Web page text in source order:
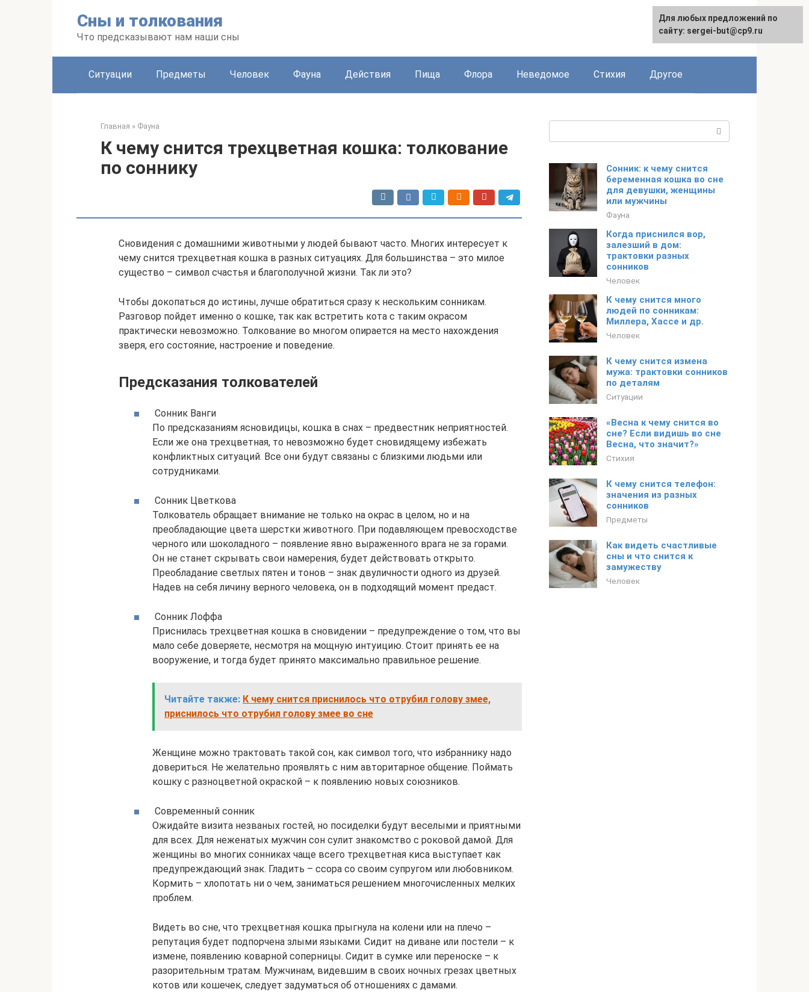
Сны и толкования
Что предсказывают нам наши сны
Ситуации Предметы Человек Фауна Действия Пища Флора Неведомое Стихия Другое
Главная » Фауна
К чему снится трехцветная кошка: толкование
по соннику
Сновидения с домашними животными у людей бывают часто. Многих интересует к
чему снится трехцветная кошка в разных ситуациях. Для большинства – это милое
существо – символ счастья и благополучной жизни. Так ли это?
Чтобы докопаться до истины, лучше обратиться сразу к нескольким сонникам.
Разговор пойдет именно о кошке, так как встретить кота с таким окрасом
практически невозможно. Толкование во многом опирается на место нахождения
зверя, его состояние, настроение и поведение.
Предсказания толкователей
Сонник Ванги
По предсказаниям ясновидицы, кошка в снах – предвестник неприятностей.
Если же она трехцветная, то невозможно будет сновидящему избежать
конфликтных ситуаций. Все они будут связаны с близкими людьми или
сотрудниками.
Сонник Цветкова
Толкователь обращает внимание не только на окрас в целом, но и на
преобладающие цвета шерстки животного. При подавляющем превосходстве
черного или шоколадного – появление явно выраженного врага не за горами.
Он не станет скрывать свои намерения, будет действовать открыто.
Преобладание светлых пятен и тонов – знак двуличности одного из друзей.
Надев на себя личину верного человека, он в подходящий момент предаст.
Сонник Лоффа
Приснилась трехцветная кошка в сновидении – предупреждение о том, что вы
мало себе доверяете, несмотря на мощную интуицию. Стоит принять ее на
вооружение, и тогда будет принято максимально правильное решение.
Читайте также: К чему снится приснилось что отрубил голову змее,
приснилось что отрубил голову змее во сне
Женщине можно трактовать такой сон, как символ того, что избраннику надо
довериться. Не желательно проявлять с ним авторитарное общение. Поймать
кошку с разноцветной окраской – к появлению новых союзников.
Современный сонник
Ожидайте визита незваных гостей, но посиделки будут веселыми и приятными
для всех. Для неженатых мужчин сон сулит знакомство с роковой дамой. Для
женщины во многих сонниках чаще всего трехцветная киса выступает как
предупреждающий знак. Гладить – ссора со своим супругом или любовником.
Кормить – хлопотать ни о чем, заниматься решением многочисленных мелких
проблем.
Видеть во сне, что трехцветная кошка прыгнула на колени или на плечо –
репутация будет подпорчена злыми языками. Сидит на диване или постели – к
измене, появлению коварной соперницы. Сидит в сумке или переноске – к
разорительным тратам. Мужчинам, видевшим в своих ночных грезах цветных
котов или кошечек, следует задуматься об отношениях с дамами.
Сонник: к чему снится
беременная кошка во сне
для девушки, женщины
или мужчины
Фауна
Когда приснился вор,
залезший в дом:
трактовки разных
сонников
Человек
К чему снится много
людей по сонникам:
Миллера, Хассе и др.
Человек
К чему снится измена
мужа: трактовки сонников
по деталям
Ситуации
«Весна к чему снится во
сне? Если видишь во сне
Весна, что значит?»
Стихия
К чему снится телефон:
значения из разных
сонников
Предметы
Как видеть счастливые
сны и что снится к
замужеству
Человек
Для любых предложений по
сайту: sergei-but@cp9.ru